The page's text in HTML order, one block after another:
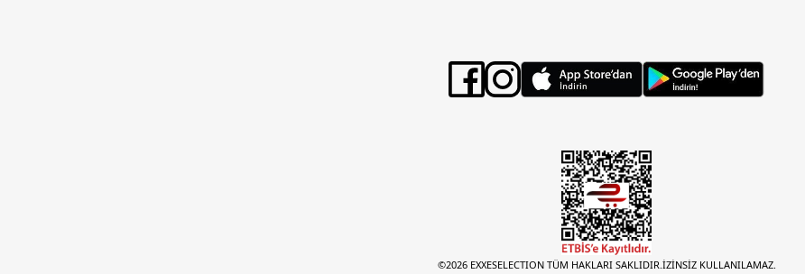
©2026 EXXESELECTION TÜM HAKLARI SAKLIDIR.İZİNSİZ KULLANILAMAZ.